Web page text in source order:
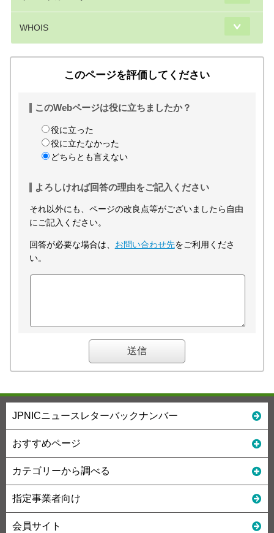
WHOIS
このページを評価してください
このWebページは役に立ちましたか？
役に立った
役に立たなかった
どちらとも言えない
よろしければ回答の理由をご記入ください
それ以外にも、ページの改良点等がございましたら自由
にご記入ください。
回答が必要な場合は、 お問い合わせ先をご利用くださ
い。
JPNICニュースレターバックナンバー
おすすめページ
カテゴリーから調べる
指定事業者向け
会員サイト